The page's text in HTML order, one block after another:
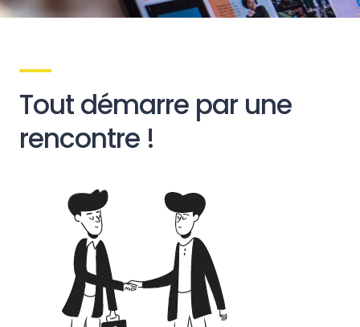
Tout démarre par une
rencontre !